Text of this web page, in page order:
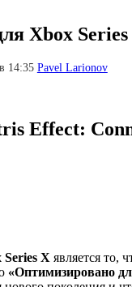
Xbox
14:35 Pavel Larionov
Effect:
Series X является то,
«Оптимизировано